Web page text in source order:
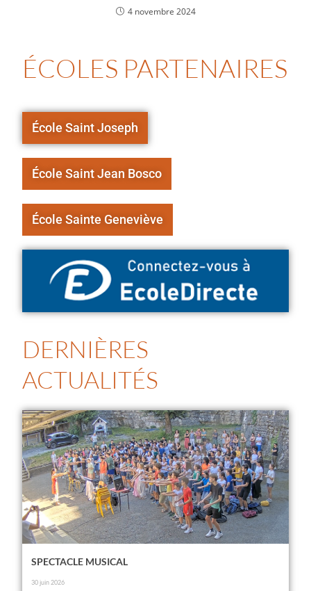
4 novembre 2024
ÉCOLES PARTENAIRES
École Saint Joseph
École Saint Jean Bosco
École Sainte Geneviève
DERNIÈRES
ACTUALITÉS
SPECTACLE MUSICAL
30 juin 2026